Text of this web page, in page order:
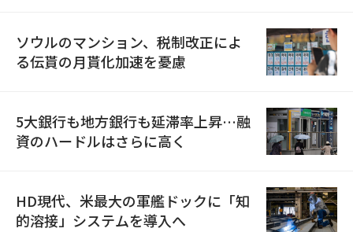
ソウルのマンション、税制改正によ
る伝貰の月貰化加速を憂慮
5大銀行も地方銀行も延滞率上昇…融
資のハードルはさらに高く
HD現代、米最大の軍艦ドックに「知
的溶接」システムを導入へ